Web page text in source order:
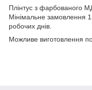
Плінтус з фарбованого
Мінімальне замовлення
робочих днів.
Можливе виготовлення